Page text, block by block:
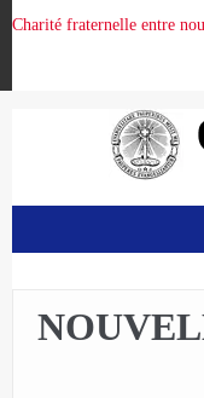
Charité fraternelle entre
ORGANISATION